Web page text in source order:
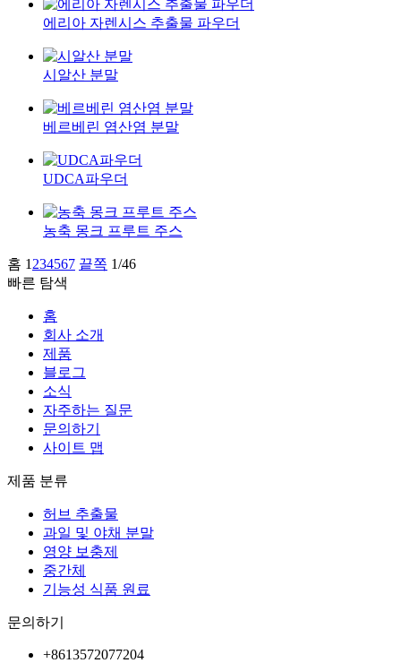
에리아 자렌시스 추출물 파우더
시알산 분말
베르베린 염산염 분말
UDCA파우더
농축 몽크 프루트 주스
홈 1 234567 끝쪽 1/46
빠른 탐색
홈
회사 소개
제품
블로그
소식
자주하는 질문
문의하기
사이트 맵
제품 분류
허브 추출물
과일 및 야채 분말
영양 보충제
중간체
기능성 식품 원료
문의하기
+8613572077204